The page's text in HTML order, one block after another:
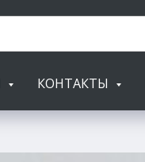
КОНТАКТЫ